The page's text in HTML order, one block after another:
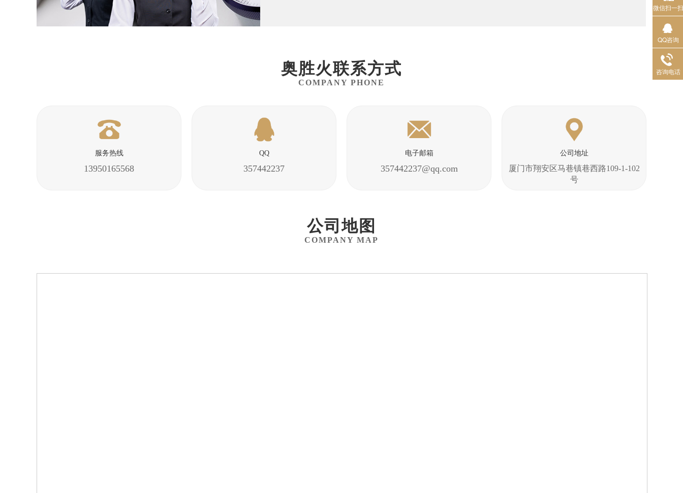
奥胜火联系方式
COMPANY PHONE
服务热线
13950165568
QQ
357442237
电子邮箱
357442237@qq.com
公司地址
厦门市翔安区马巷镇巷西路109-1-102
号
公司地图
COMPANY MAP
微信扫一扫
QQ咨询
咨询电话